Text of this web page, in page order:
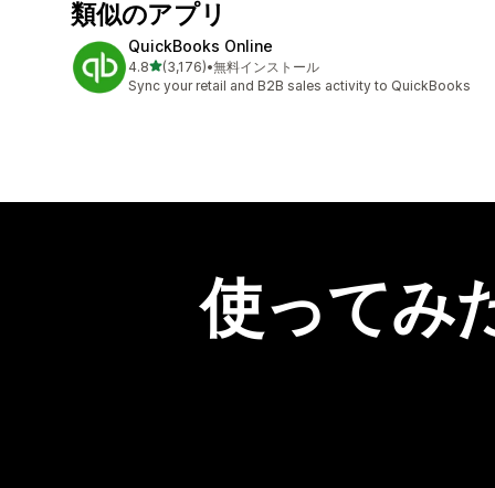
類似のアプリ
QuickBooks Online
4.85つ星中
(3,176)
合計レビュー数：3176件
•無料インストール
Sync your retail and B2B sales activity to QuickBooks
使ってみ